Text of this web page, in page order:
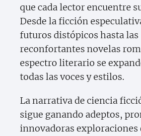
que cada lector encuentre
Desde la ficción
futuros distópicos hasta las
reconfortantes novelas
espectro literario se
todas las voces y estilos.
La narrativa de ciencia
sigue ganando adeptos,
innovadoras exploraciones